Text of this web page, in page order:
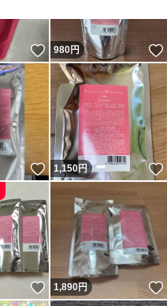
いいね！
980円
いいね！
1,150円
いいね！
1,890円